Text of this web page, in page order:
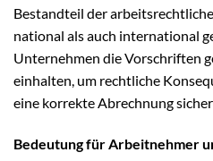
Bestandteil der
national als auch international
Unternehmen die Vorschriften
einhalten, um rechtliche
eine korrekte Abrechnung
Bedeutung für Arbeitnehmer